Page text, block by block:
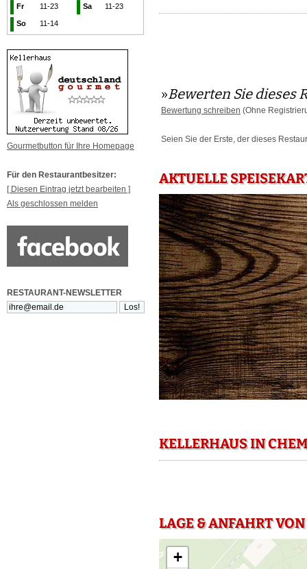
Fr 11-23 Sa 11-23
So 11-14
Gourmetbutton für Ihre Homepage
Für den Restaurantbesitzer:
[ Diesen Eintrag jetzt bearbeiten ]
Als geschlossen melden
RESTAURANT-NEWSLETTER
»Bewerten Sie dieses
Bewertung schreiben (Ohne
Seien Sie der Erste, der dieses
AKTUELLE
KELLERHAUS IN
LAGE & ANFAHRT
+